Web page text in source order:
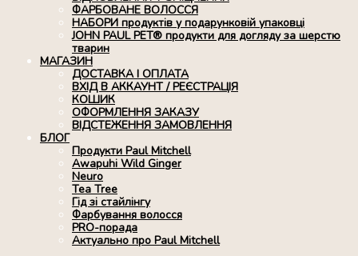
ФАРБОВАНЕ ВОЛОССЯ
НАБОРИ продуктів у подарунковій упаковці
JOHN PAUL PET® продукти для догляду за шерстю
тварин
МАГАЗИН
ДОСТАВКА І ОПЛАТА
ВХІД В АККАУНТ / РЕЄСТРАЦІЯ
КОШИК
ОФОРМЛЕННЯ ЗАКАЗУ
ВІДСТЕЖЕННЯ ЗАМОВЛЕННЯ
БЛОГ
Продукти Paul Mitchell
Awapuhi Wild Ginger
Neuro
Tea Tree
Гід зі стайлінгу
Фарбування волосся
PRO-порада
Актуально про Paul Mitchell